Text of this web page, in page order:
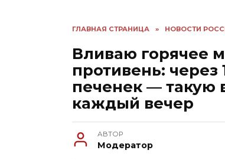
ГЛАВНАЯ СТРАНИЦА » НОВОСТИ
Вливаю горячее
противень: через
печенек — такую
каждый вечер
АВТОР
Модератор